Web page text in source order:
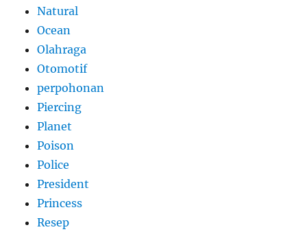
Natural
Ocean
Olahraga
Otomotif
perpohonan
Piercing
Planet
Poison
Police
President
Princess
Resep